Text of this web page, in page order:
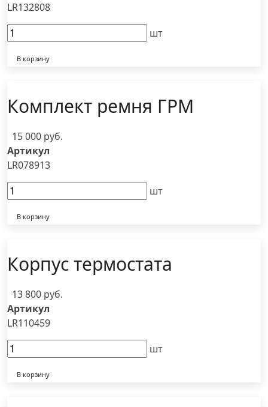
LR132808
шт
В корзину
Комплект ремня ГРМ
15 000 руб.
Артикул
LR078913
шт
В корзину
Корпус термостата
13 800 руб.
Артикул
LR110459
шт
В корзину